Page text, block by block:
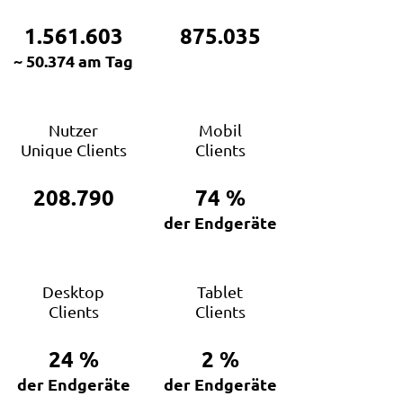
1.561.603
~ 50.374 am Tag
875.035
Nutzer
Unique Clients
208.790
Mobil
Clients
74 %
der Endgeräte
Desktop
Clients
24 %
der Endgeräte
Tablet
Clients
2 %
der Endgeräte